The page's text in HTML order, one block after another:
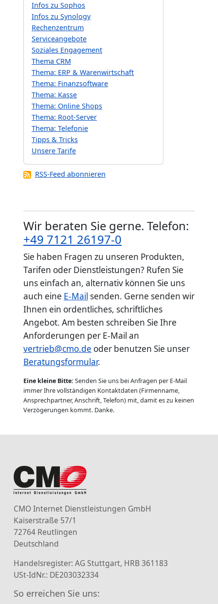
Infos zu Sophos
Infos zu Synology
Rechenzentrum
Serviceangebote
Soziales Engagement
Thema CRM
Thema: ERP & Warenwirtschaft
Thema: Finanzsoftware
Thema: Kasse
Thema: Online Shops
Thema: Root-Server
Thema: Telefonie
Tipps & Tricks
Unsere Tarife
RSS-Feed abonnieren
Wir beraten Sie gerne. Telefon:
+49 7121 26197-0
Sie haben Fragen zu unseren Produkten,
Tarifen oder Dienstleistungen? Rufen Sie
uns einfach an, alternativ können Sie uns
auch eine E-Mail senden. Gerne senden wir
Ihnen ein ordentliches, schriftliches
Angebot. Am besten schreiben Sie Ihre
Anforderungen per E-Mail an
vertrieb@cmo.de oder benutzen Sie unser
Beratungsformular.
Eine kleine Bitte: Senden Sie uns bei Anfragen per E-Mail
immer Ihre vollständigen Kontaktdaten (Firmenname,
Ansprechpartner, Anschrift, Telefon) mit, damit es zu keinen
Verzögerungen kommt. Danke.
CMO Internet Dienstleistungen GmbH
Kaiserstraße 57/1
72764 Reutlingen
Deutschland
Handelsregister: AG Stuttgart, HRB 361183
USt-IdNr.: DE203032334
So erreichen Sie uns: